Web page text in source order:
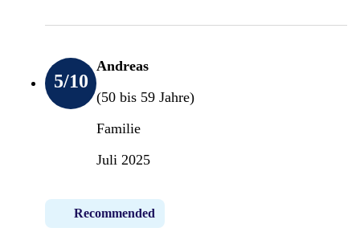
5/10
Andreas
(50 bis 59 Jahre)
Familie
Juli 2025
Recommended